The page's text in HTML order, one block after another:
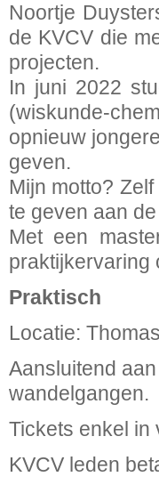
Noortje
de KVCV die
projecten.
In juni 2022
(wiskunde-
opnieuw
geven.
Mijn motto?
te geven aan
Met een
praktijkervaring
Praktisch
Locatie:
Aansluitend
wandelgangen.
Tickets enkel in
KVCV leden